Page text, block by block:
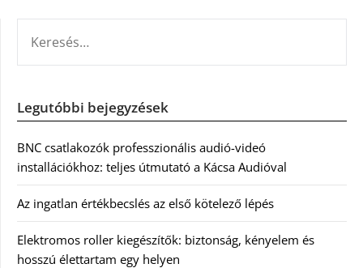
Legutóbbi bejegyzések
BNC csatlakozók professzionális audió-videó
installációkhoz: teljes útmutató a Kácsa Audióval
Az ingatlan értékbecslés az első kötelező lépés
Elektromos roller kiegészítők: biztonság, kényelem és
hosszú élettartam egy helyen